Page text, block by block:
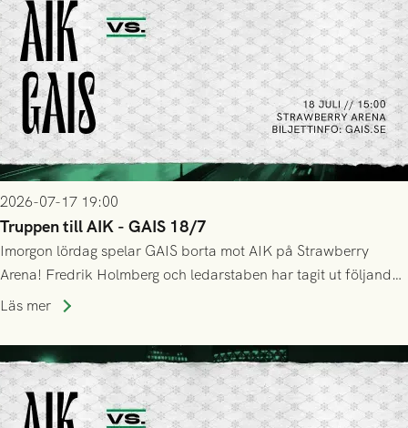
2026-07-17 19:00
Truppen till AIK - GAIS 18/7
Imorgon lördag spelar GAIS borta mot AIK på Strawberry
Arena! Fredrik Holmberg och ledarstaben har tagit ut följande
trupp till matchen:
Läs mer